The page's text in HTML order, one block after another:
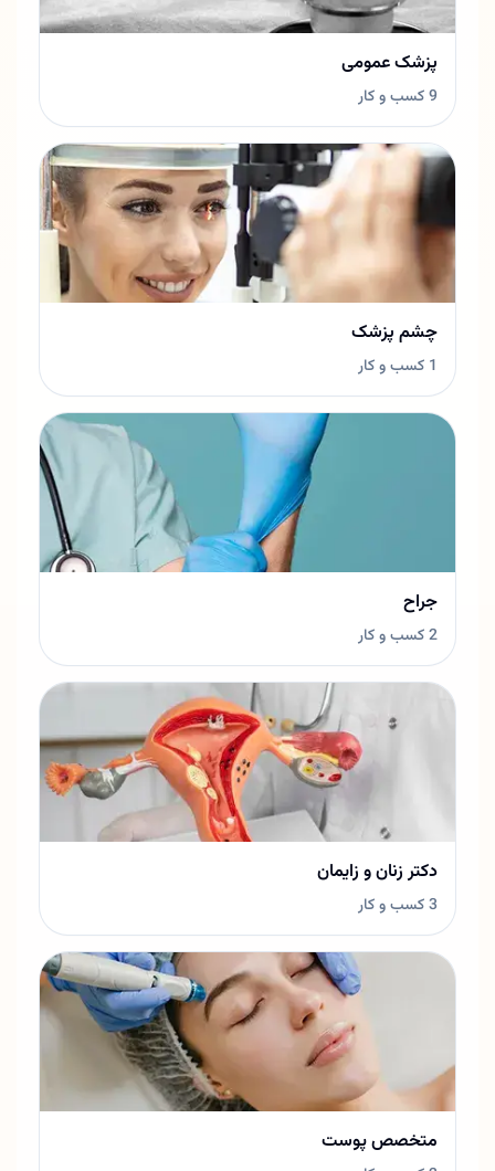
پزشک عمومی
9 کسب و کار
چشم پزشک
1 کسب و کار
جراح
2 کسب و کار
دکتر زنان و زایمان
3 کسب و کار
متخصص پوست